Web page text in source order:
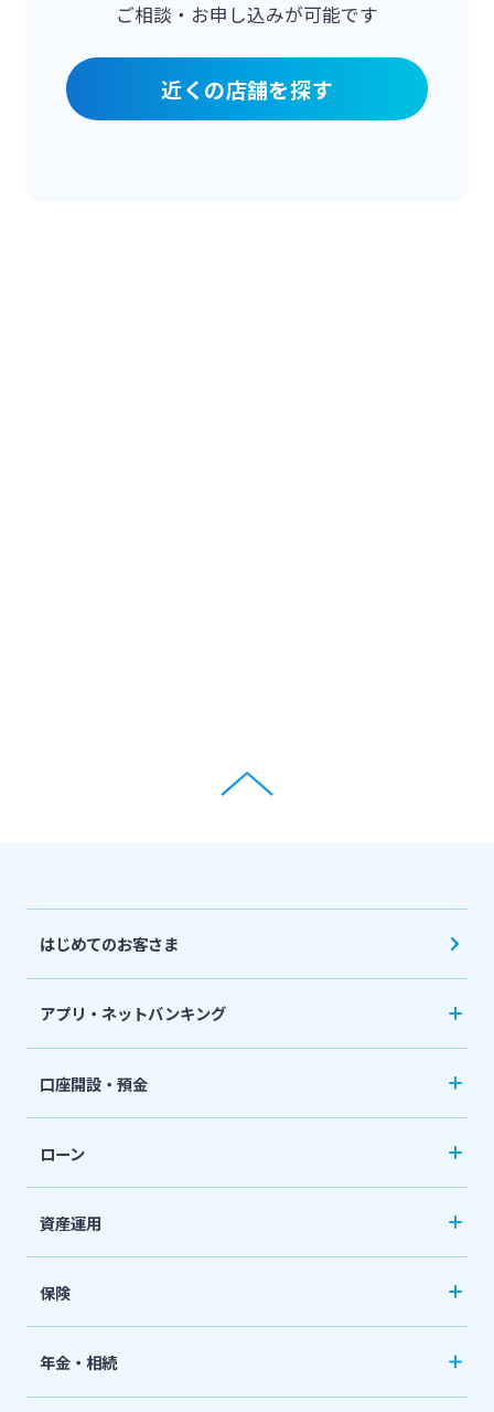
ご相談・お申し込みが可能です
近くの店舗を探す
はじめてのお客さま
アプリ・ネットバンキング
個人向けネットバンキングサービス「いっちゃ
ねっと」
口座開設・預金
普通預金など
定期預金
ローン
おまとめローン
「おまとめ1（ワン）」
住宅ローン
資産運用
国債
保険
ネット定期保険
年金・相続